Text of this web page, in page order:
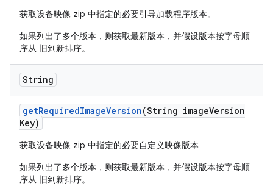
获取设备映像 zip 中指定的必要引导加载程序版本。
如果列出了多个版本，则获取最新版本，并假设版本按字母顺
序从 旧到新排序。
String
getRequiredImageVersion(String imageVersion
Key)
获取设备映像 zip 中指定的必要自定义映像版本
如果列出了多个版本，则获取最新版本，并假设版本按字母顺
序从 旧到新排序。